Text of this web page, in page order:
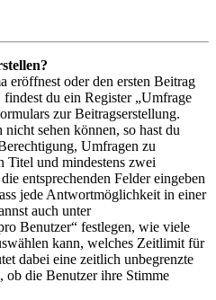
eröffnest oder den ersten Beitrag
findest du ein Register „Umfrage
zur Beitragserstellung.
sehen können, so hast du
Umfragen zu
Titel und mindestens zwei
entsprechenden Felder eingeben
jede Antwortmöglichkeit in einer
auch unter
Benutzer“ festlegen, wie viele
kann, welches Zeitlimit für
dabei eine zeitlich unbegrenzte
die Benutzer ihre Stimme